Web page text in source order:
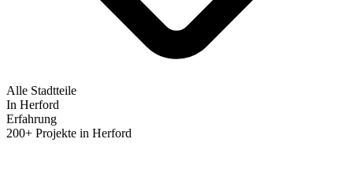
Alle Stadtteile
In Herford
Erfahrung
200+ Projekte in Herford